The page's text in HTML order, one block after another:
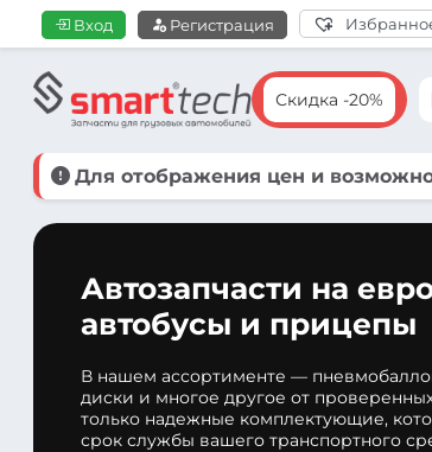
Вход Регистрация
Скидка -20%
Для отображения цен и
Автозапчасти на
автобусы и прицепы
В нашем ассортименте —
диски и многое другое от
только надежные комплектующие,
срок службы вашего транспортного